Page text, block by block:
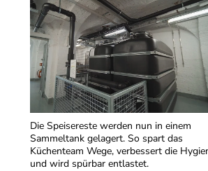
Die Speisereste werden nun in einem
Sammeltank gelagert. So spart das
Küchenteam Wege, verbessert die
und wird spürbar entlastet.